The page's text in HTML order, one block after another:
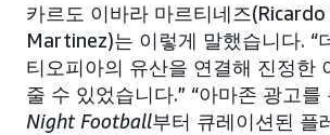
카르도 이바라 마르티네즈
Martinez)는 이렇게 말했습니다. “
티오피아의 유산을 연결해 진정한
줄 수 있었습니다.” “아마존 광고를
Night Football부터 큐레이션된 플